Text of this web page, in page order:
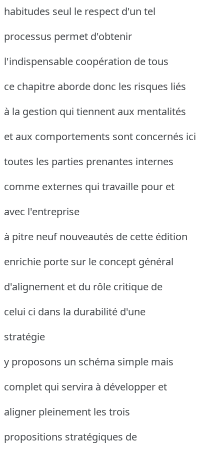
habitudes seul le respect d'un tel
processus permet d'obtenir
l'indispensable coopération de tous
ce chapitre aborde donc les risques liés
à la gestion qui tiennent aux mentalités
et aux comportements sont concernés ici
toutes les parties prenantes internes
comme externes qui travaille pour et
avec l'entreprise
à pitre neuf nouveautés de cette édition
enrichie porte sur le concept général
d'alignement et du rôle critique de
celui ci dans la durabilité d'une
stratégie
y proposons un schéma simple mais
complet qui servira à développer et
aligner pleinement les trois
propositions stratégiques de